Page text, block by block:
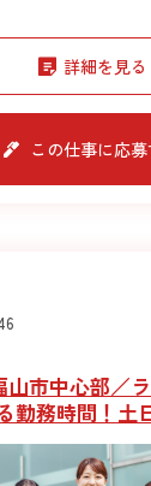
詳細を見る
この仕事に応募
山市中心部／
勤務時間！土